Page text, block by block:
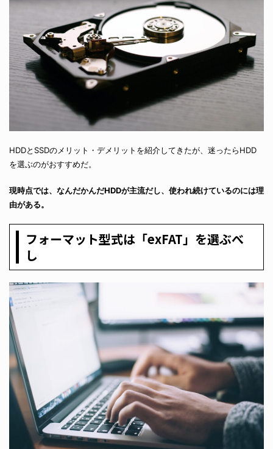
HDDとSSDのメリット・デメリットを紹介してきたが、迷ったらHDD
を選ぶのがおすすめだ。
現時点では、なんだかんだHDDが主流だし、使われ続けているのには理
由がある。
フォーマット型式は「exFAT」を選ぶべ
し